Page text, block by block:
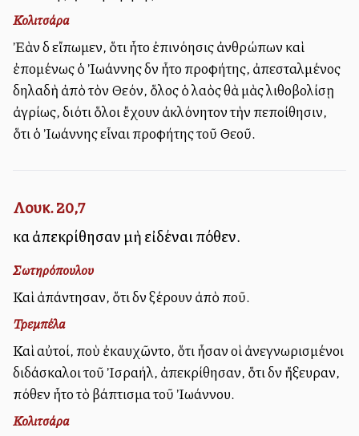
Κολιτσάρα
Ἐὰν δὲ εἴπωμεν, ὅτι ἦτο ἐπινόησις ἀνθρώπων καὶ
ἐπομένως ὁ Ἰωάννης δὲν ἦτο προφήτης, ἀπεσταλμένος
δηλαδὴ ἀπὸ τὸν Θεόν, ὅλος ὁ λαὸς θὰ μὰς λιθοβολίσῃ
ἀγρίως, διότι ὅλοι ἔχουν ἀκλόνητον τὴν πεποίθησιν,
ὅτι ὁ Ἰωάννης εἶναι προφήτης τοῦ Θεοῦ.
Λουκ. 20,7
καὶ ἀπεκρίθησαν μὴ εἰδέναι πόθεν.
Σωτηρόπουλου
Καὶ ἀπάντησαν, ὅτι δὲν ξέρουν ἀπὸ ποῦ.
Τρεμπέλα
Καὶ αὐτοί, ποὺ ἐκαυχῶντο, ὅτι ἦσαν oὶ ἀνεγνωρισμένοι
διδάσκαλοι τοῦ Ἰσραήλ, ἀπεκρίθησαν, ὅτι δὲν ἤξευραν,
πόθεν ἦτο τὸ βάπτισμα τοῦ Ἰωάννου.
Κολιτσάρα